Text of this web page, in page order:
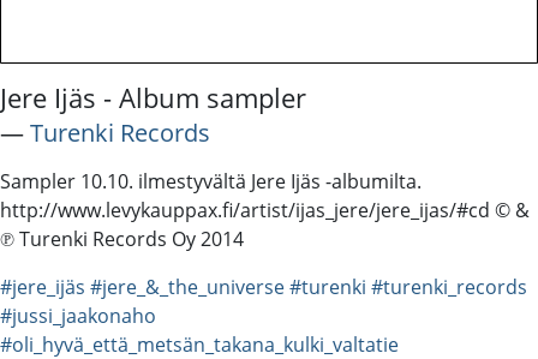
Jere Ijäs - Album sampler
―Turenki Records
Sampler 10.10. ilmestyvältä Jere Ijäs -albumilta.
http://www.levykauppax.fi/artist/ijas_jere/jere_ijas/#cd © &
℗ Turenki Records Oy 2014
#jere_ijäs #jere_&_the_universe#turenki #turenki_records
#jussi_jaakonaho
#oli_hyvä_että_metsän_takana_kulki_valtatie